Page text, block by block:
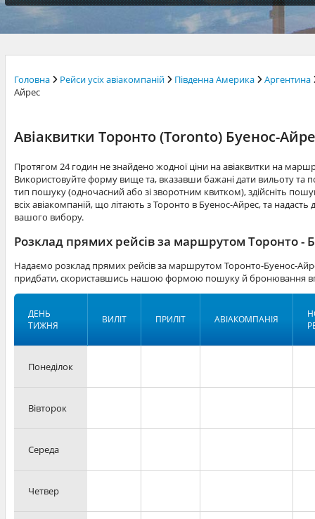
Головна Рейси усіх авіакомпаній Південна Америка
Аргентина
Айрес
Авіаквитки Торонто (Toronto) Буенос-
Протягом 24 годин не знайдено жодної ціни на авіаквитки на
Використовуйте форму вище та, вказавши бажані дати вильоту та
тип пошуку (одночасний або зі зворотним квитком), здійсніть
всіх авіакомпаній, що літають з Торонто в Буенос-Айрес, та надасть
вашого вибору.
Розклад прямих рейсів за маршрутом Торонто -
Надаємо розклад прямих рейсів за маршрутом Торонто-Буенос-
придбати, скориставшись нашою формою пошуку й бронювання
ДЕНЬ
ТИЖНЯ
ВИЛІТ ПРИЛІТ АВІАКОМПАНІЯ
Понеділок
Вівторок
Середа
Четвер